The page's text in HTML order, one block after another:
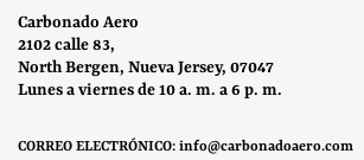
Carbonado Aero
2102 calle 83,
North Bergen, Nueva Jersey, 07047
Lunes a viernes de 10 a. m. a 6 p. m.
CORREO ELECTRÓNICO: info@carbonadoaero.com